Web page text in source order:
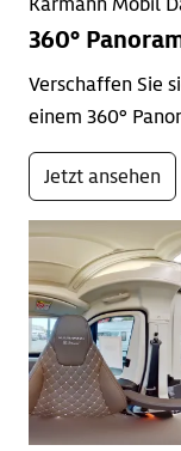
360°
Verschaffen Sie
einem 360°
Jetzt ansehen